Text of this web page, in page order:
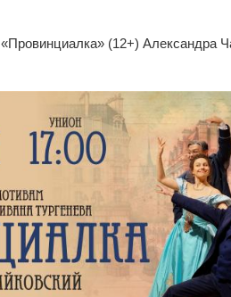
«Провинциалка» (12+) Александра